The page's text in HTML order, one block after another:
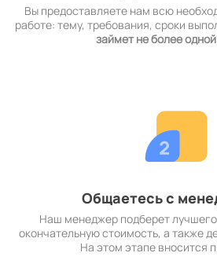
Вы предоставляете нам всю
работе: тему, требования, сроки
займет не более
Общаетесь с
Наш менеджер подберет
окончательную стоимость, а также
На этом этапе вносится